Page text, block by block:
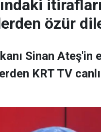
özür
Sinan Ateş'in
KRT TV canlı